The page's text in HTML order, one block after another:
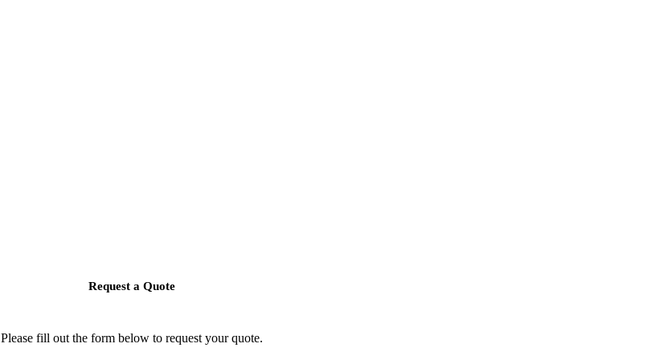
Request a Quote
Please fill out the form below to request your quote.